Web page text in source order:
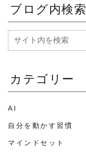
ブログ内検索
カテゴリー
AI
自分を動かす習慣
マインドセット